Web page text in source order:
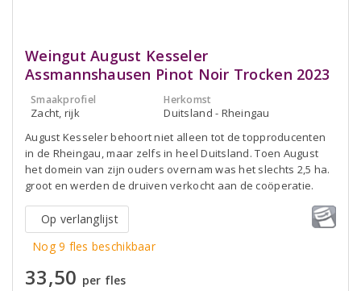
Weingut August Kesseler
Assmannshausen Pinot Noir Trocken 2023
Smaakprofiel
Zacht, rijk
Herkomst
Duitsland - Rheingau
August Kesseler behoort niet alleen tot de topproducenten
in de Rheingau, maar zelfs in heel Duitsland. Toen August
het domein van zijn ouders overnam was het slechts 2,5 ha.
groot en werden de druiven verkocht aan de coöperatie.
Op verlanglijst
Nog 9 fles beschikbaar
33,50 per fles